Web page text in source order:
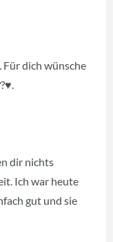
dich wünsche
dir nichts
Ich war heute
gut und sie